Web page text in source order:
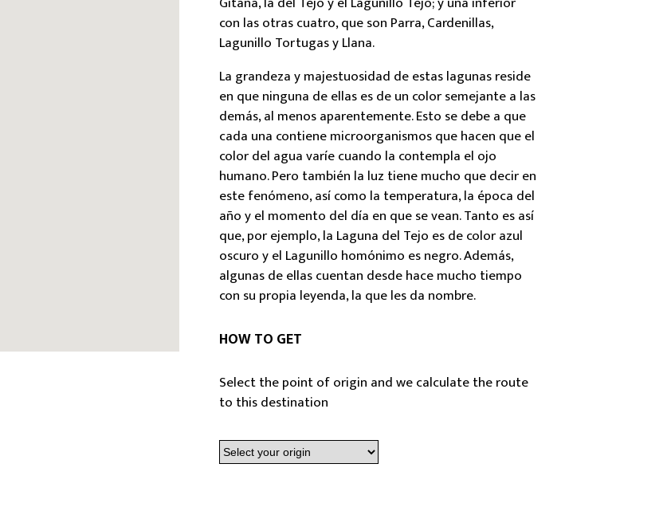
con las otras cuatro, que son Parra, Cardenillas,
Lagunillo Tortugas y Llana.
La grandeza y majestuosidad de estas lagunas reside
en que ninguna de ellas es de un color semejante a las
demás, al menos aparentemente. Esto se debe a que
cada una contiene microorganismos que hacen que el
color del agua varíe cuando la contempla el ojo
humano. Pero también la luz tiene mucho que decir en
este fenómeno, así como la temperatura, la época del
año y el momento del día en que se vean. Tanto es así
que, por ejemplo, la Laguna del Tejo es de color azul
oscuro y el Lagunillo homónimo es negro. Además,
algunas de ellas cuentan desde hace mucho tiempo
con su propia leyenda, la que les da nombre.
HOW TO GET
Select the point of origin and we calculate the route
to this destination